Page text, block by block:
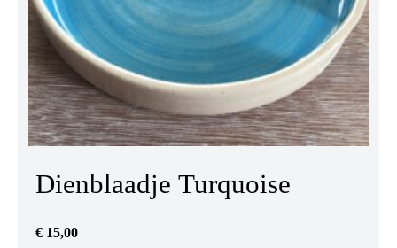
Dienblaadje Turquoise
€ 15,00